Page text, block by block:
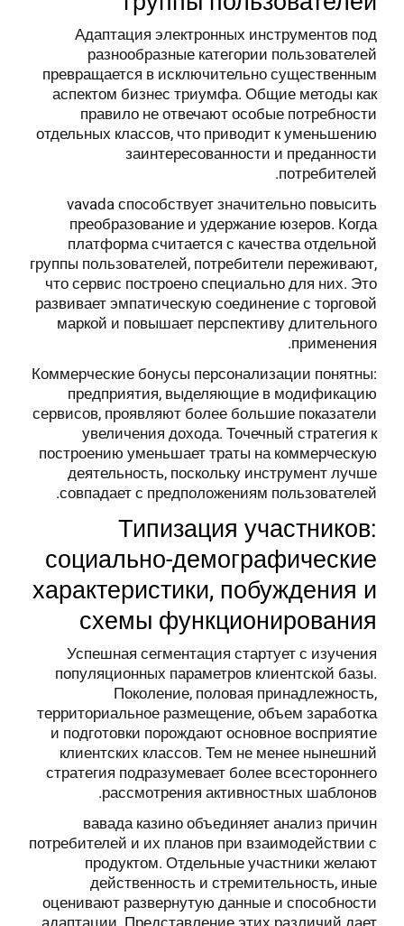
Адаптация электронных инструментов под
разнообразные категории пользователей
превращается в исключительно существенным
аспектом бизнес триумфа. Общие методы как
правило не отвечают особые потребности
отдельных классов, что приводит к уменьшению
заинтересованности и преданности
потребителей.
vavada способствует значительно повысить
преобразование и удержание юзеров. Когда
платформа считается с качества отдельной
группы пользователей, потребители переживают,
что сервис построено специально для них. Это
развивает эмпатическую соединение с торговой
маркой и повышает перспективу длительного
применения.
Коммерческие бонусы персонализации понятны:
предприятия, выделяющие в модификацию
сервисов, проявляют более большие показатели
увеличения дохода. Точечный стратегия к
построению уменьшает траты на коммерческую
деятельность, поскольку инструмент лучше
совпадает с предположениям пользователей.
Типизация участников:
социально-демографические
характеристики, побуждения и
схемы функционирования
Успешная сегментация стартует с изучения
популяционных параметров клиентской базы.
Поколение, половая принадлежность,
территориальное размещение, объем заработка
и подготовки порождают основное восприятие
клиентских классов. Тем не менее нынешний
стратегия подразумевает более всестороннего
рассмотрения активностных шаблонов.
вавада казино объединяет анализ причин
потребителей и их планов при взаимодействии с
продуктом. Отдельные участники желают
действенность и стремительность, иные
оценивают развернутую данные и способности